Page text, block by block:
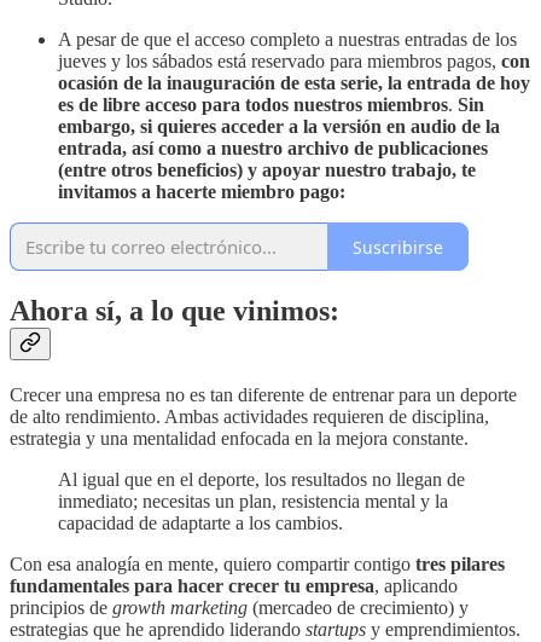
A pesar de que el acceso completo a nuestras entradas de los
jueves y los sábados está reservado para miembros pagos, con
ocasión de la inauguración de esta serie, la entrada de hoy
es de libre acceso para todos nuestros miembros. Sin
embargo, si quieres acceder a la versión en audio de la
entrada, así como a nuestro archivo de publicaciones
(entre otros beneficios) y apoyar nuestro trabajo, te
invitamos a hacerte miembro pago:
Suscribirse
Ahora sí, a lo que vinimos:
Crecer una empresa no es tan diferente de entrenar para un deporte
de alto rendimiento. Ambas actividades requieren de disciplina,
estrategia y una mentalidad enfocada en la mejora constante.
Al igual que en el deporte, los resultados no llegan de
inmediato; necesitas un plan, resistencia mental y la
capacidad de adaptarte a los cambios.
Con esa analogía en mente, quiero compartir contigo tres pilares
fundamentales para hacer crecer tu empresa, aplicando
principios de growth marketing (mercadeo de crecimiento) y
estrategias que he aprendido liderando startups y emprendimientos.